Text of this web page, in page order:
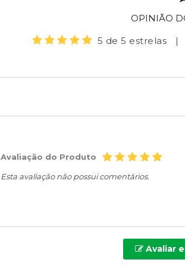
OPINIÃO
5 de 5 estrelas
|
Avaliação do Produto
Esta avaliação não possui comentários.
Avaliar